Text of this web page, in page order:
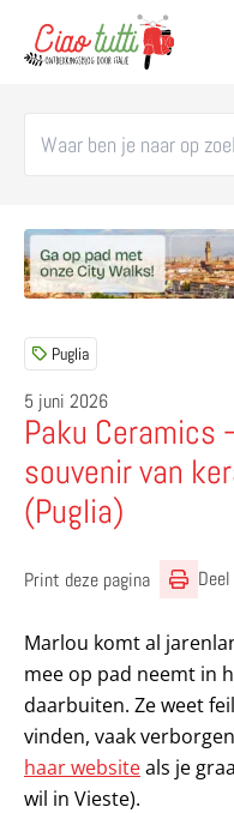
Puglia
5 juni 2026
Paku Ceramics
souvenir van
(Puglia)
Print deze pagina
Marlou komt al
mee op pad neemt in
daarbuiten. Ze weet
vinden, vaak
haar websiteals je
wil in Vieste).